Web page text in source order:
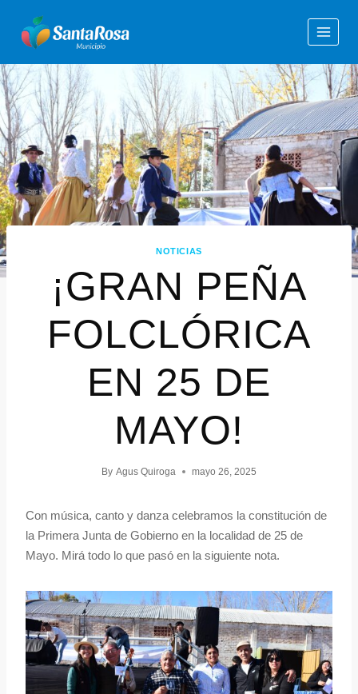
NOTICIAS
¡GRAN PEÑA
FOLCLÓRICA
EN 25 DE
MAYO!
By Agus Quiroga mayo 26, 2025
Con música, canto y danza celebramos la constitución de
la Primera Junta de Gobierno en la localidad de 25 de
Mayo. Mirá todo lo que pasó en la siguiente nota.